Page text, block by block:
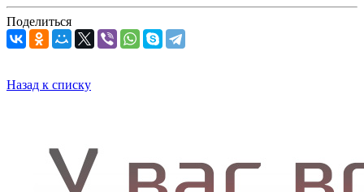
Поделиться
Назад к списку